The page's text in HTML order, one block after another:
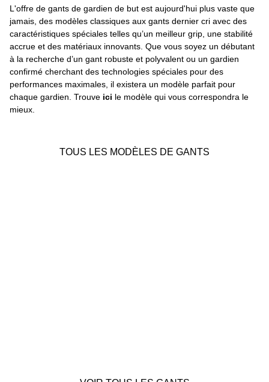
L'offre de gants de gardien de but est aujourd'hui plus vaste que
jamais, des modèles classiques aux gants dernier cri avec des
caractéristiques spéciales telles qu’un meilleur grip, une stabilité
accrue et des matériaux innovants. Que vous soyez un débutant
à la recherche d’un gant robuste et polyvalent ou un gardien
confirmé cherchant des technologies spéciales pour des
performances maximales, il existera un modèle parfait pour
chaque gardien. Trouve ici le modèle qui vous correspondra le
mieux.
TOUS LES MODÈLES DE GANTS